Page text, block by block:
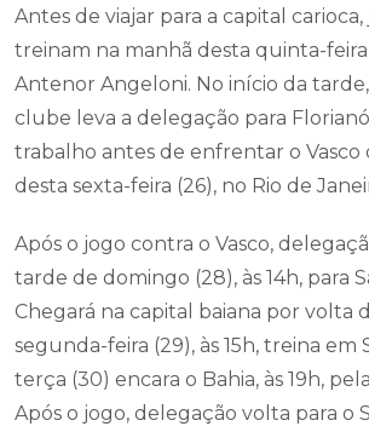
Antes de viajar para a capital
treinam na manhã desta quinta-feira
Antenor Angeloni. No início da
clube leva a delegação para
trabalho antes de enfrentar o Vasco
desta sexta-feira (26), no Rio de
Após o jogo contra o Vasco,
tarde de domingo (28), às 14h, para
Chegará na capital baiana por volta
segunda-feira (29), às 15h, treina em
terça (30) encara o Bahia, às 19h,
Após o jogo, delegação volta para o